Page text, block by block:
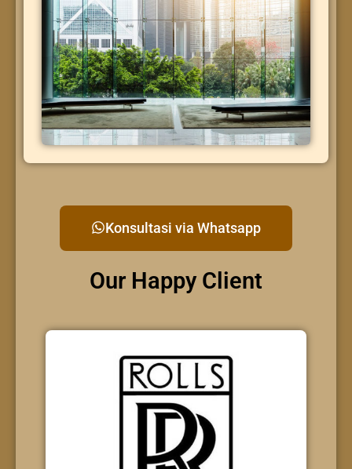
Konsultasi via Whatsapp
Our Happy Client